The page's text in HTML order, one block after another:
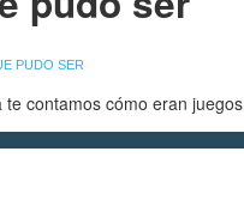
PUDO SER
te contamos cómo eran